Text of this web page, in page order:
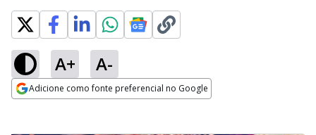
A+ A-
Adicione como fonte preferencial no Google